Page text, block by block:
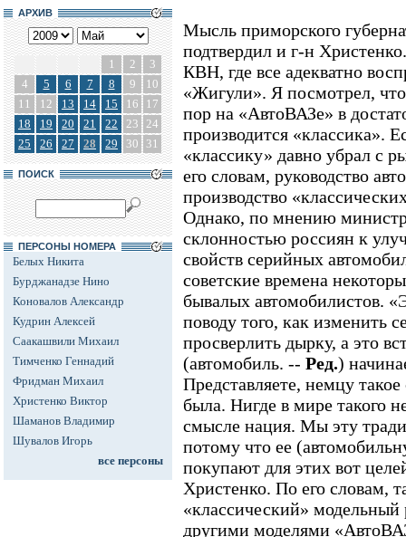
АРХИВ
1 2
3
4
5 6 7 8 9
10
11
12 13 14 15 16
17
18
19 20 21 22 23 24
25
26 27 28 29 30 31
ПОИСК
ПЕРСОНЫ НОМЕРА
Белых Никита
Бурджанадзе Нино
Коновалов Александр
Кудрин Алексей
Саакашвили Михаил
Тимченко Геннадий
Фридман Михаил
Христенко Виктор
Шаманов Владимир
Шувалов Игорь
все персоны
Мысль приморского
подтвердил и г-н
КВН, где все адекватно
«Жигули». Я посмотрел,
пор на «АвтоВАЗе» в
производится «классика».
«классику» давно убрал с
его словам, руководство
производство
Однако, по мнению
склонностью россиян к
свойств серийных
советские времена
бывалых автомобилистов.
поводу того, как изменить
просверлить дырку, а это
(автомобиль. -- Ред.)
Представляете, немцу
была. Нигде в мире такого
смысле нация. Мы эту
потому что ее
покупают для этих вот
Христенко. По его словам,
«классический»
другими моделями